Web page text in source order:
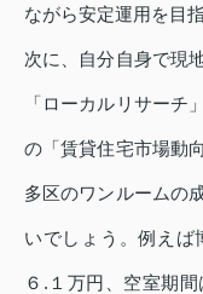
ながら安定運用を目
次に、自分自身で現
「ローカルリサーチ
の「賃貸住宅市場動
多区のワンルームの
いでしょう。例えば
６.１万円、空室期